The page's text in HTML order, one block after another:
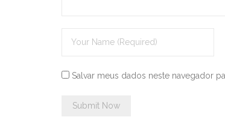
Salvar meus dados neste navegador